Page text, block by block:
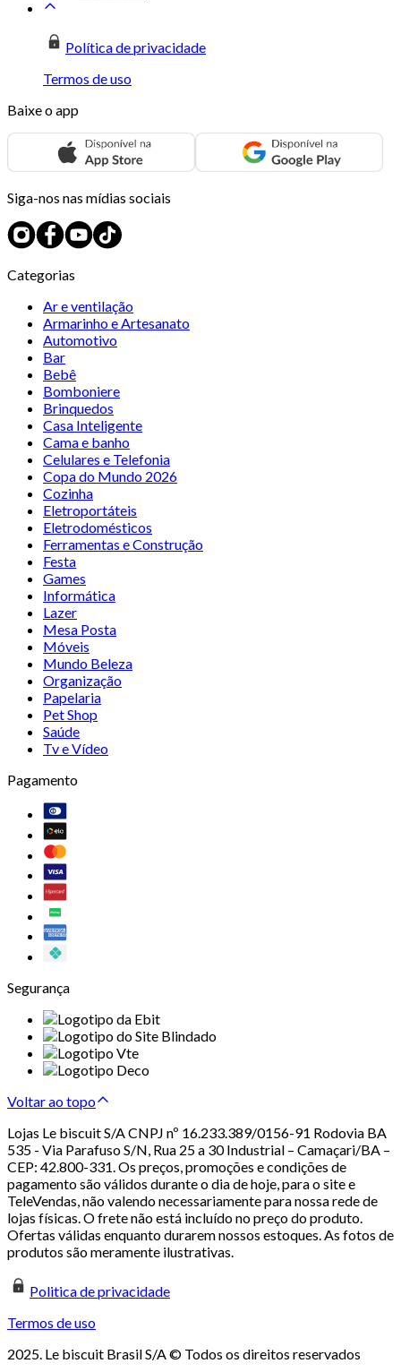
Política de privacidade
Termos de uso
Baixe o app
Siga-nos nas mídias sociais
Categorias
Ar e ventilação
Armarinho e Artesanato
Automotivo
Bar
Bebê
Bomboniere
Brinquedos
Casa Inteligente
Cama e banho
Celulares e Telefonia
Copa do Mundo 2026
Cozinha
Eletroportáteis
Eletrodomésticos
Ferramentas e Construção
Festa
Games
Informática
Lazer
Mesa Posta
Móveis
Mundo Beleza
Organização
Papelaria
Pet Shop
Saúde
Tv e Vídeo
Pagamento
Segurança
Voltar ao topo
Lojas Le biscuit S/A CNPJ nº 16.233.389/0156-91 Rodovia BA
535 - Via Parafuso S/N, Rua 25 a 30 Industrial – Camaçari/BA –
CEP: 42.800-331. Os preços, promoções e condições de
pagamento são válidos durante o dia de hoje, para o site e
TeleVendas, não valendo necessariamente para nossa rede de
lojas físicas. O frete não está incluído no preço do produto.
Ofertas válidas enquanto durarem nossos estoques. As fotos de
produtos são meramente ilustrativas.
Politica de privacidade
Termos de uso
2025. Le biscuit Brasil S/A © Todos os direitos reservados